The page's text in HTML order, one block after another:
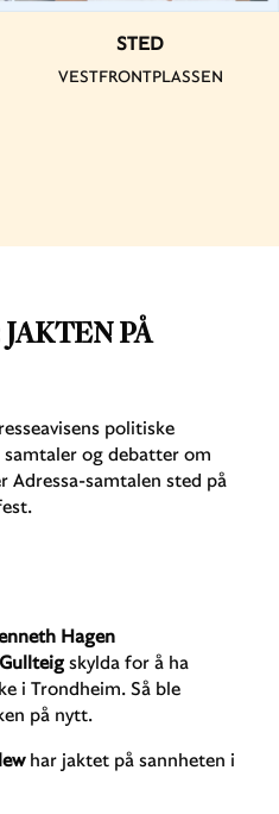
PÅ
politiske
og debatter om
Adressa-samtalen sted på
Hagen
skylda for å ha
i Trondheim. Så ble
på nytt.
har jaktet på sannheten i
STED
VESTFRONTPLASSEN